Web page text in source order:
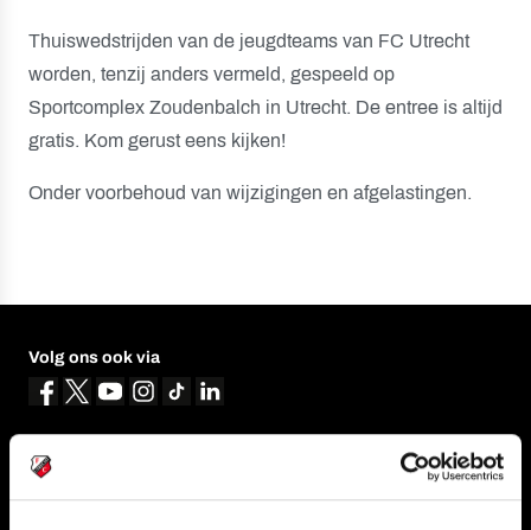
Thuiswedstrijden van de jeugdteams van FC Utrecht
worden, tenzij anders vermeld, gespeeld op
Sportcomplex Zoudenbalch in Utrecht. De entree is altijd
gratis. Kom gerust eens kijken!
Onder voorbehoud van wijzigingen en afgelastingen.
Volg ons ook via